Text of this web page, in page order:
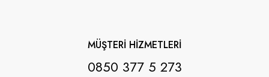
MÜŞTERİ HİZMETLERİ
0850 377 5 273